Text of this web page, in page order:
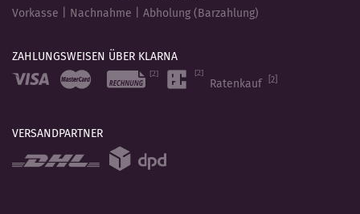
Vorkasse | Nachnahme | Abholung (Barzahlung)
ZAHLUNGSWEISEN ÜBER KLARNA
Ratenkauf
[2]
VERSANDPARTNER